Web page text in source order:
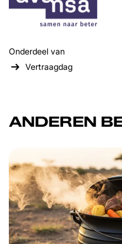
Onderdeel van
Vertraagdag
ANDEREN